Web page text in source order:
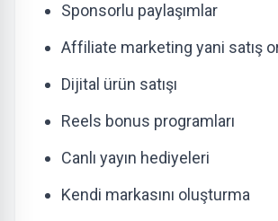
Sponsorlu paylaşımlar
Affiliate marketing yani satış
Dijital ürün satışı
Reels bonus programları
Canlı yayın hediyeleri
Kendi markasını oluşturma